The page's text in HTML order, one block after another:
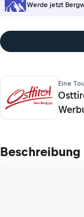
Werde jetzt
Eine
Beschreibung